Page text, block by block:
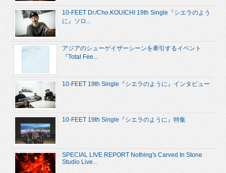
10-FEET Dr./Cho.KOUICHI 19th Single『シエラのよう
に』ソロ...
アジアのシューゲイザーシーンを牽引するイベント
『Total Fee...
10-FEET 19th Single『シエラのように』インタビュー
10-FEET 19th Single『シエラのように』特集
SPECIAL LIVE REPORT Nothing's Carved In Stone
Studio Live...